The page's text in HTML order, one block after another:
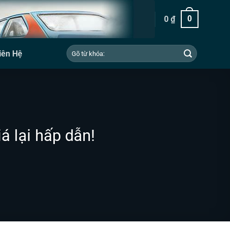
0₫ 0
Hệ
Tìm
kiếm:
lại hấp dẫn!